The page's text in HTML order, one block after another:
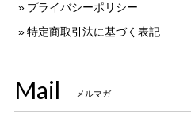
プライバシーポリシー
特定商取引法に基づく表記
Mail メルマガ